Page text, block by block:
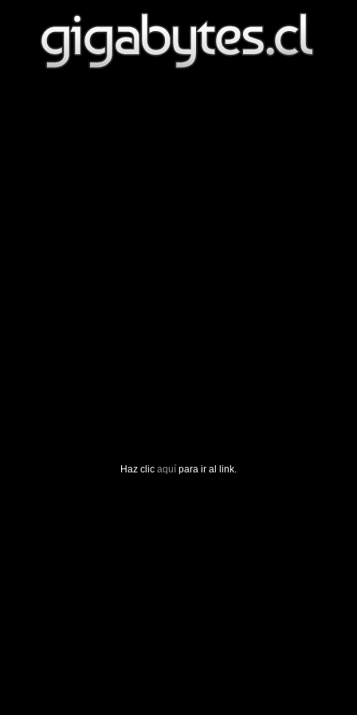
Haz clic aquí para ir al link.